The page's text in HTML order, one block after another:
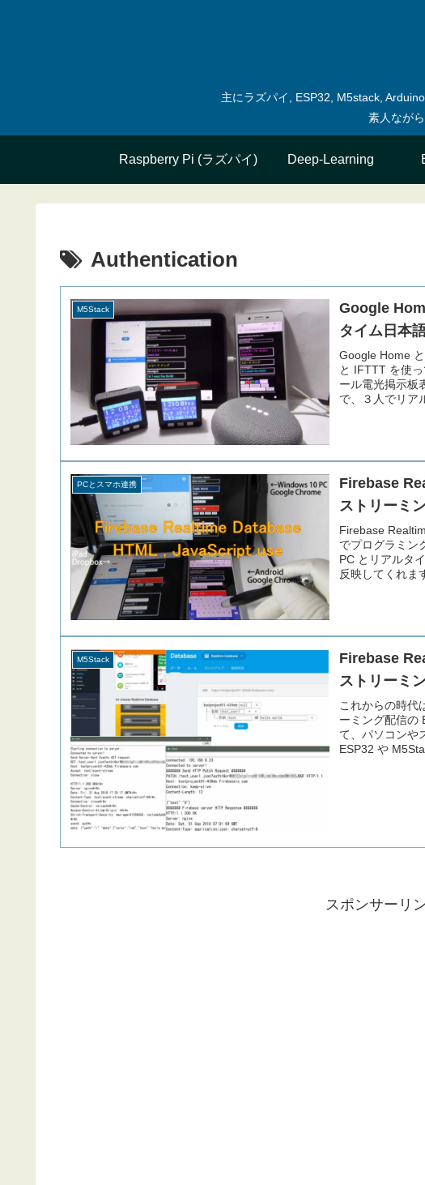
主にラズパイ, ESP32, M5stack,
Raspberry Pi (ラズパイ) Deep-Learning
Authentication
M5Stack
Google
タイム日本
Google Home
と IFTTT を使
ール電光掲示板
で、３人でリア
PCとスマホ連携
Firebase
ストリーミ
Firebase
でプログラミン
PC とリアルタ
反映してくれま
M5Stack
Firebase
ストリーミ
これからの時代
ーミング配信の
て、パソコンや
ESP32 や
スポンサーリ